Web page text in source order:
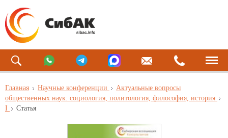
Главная Научные конференции
Актуальные вопросы
общественных наук: социология, политология, философия, история
I
Статья